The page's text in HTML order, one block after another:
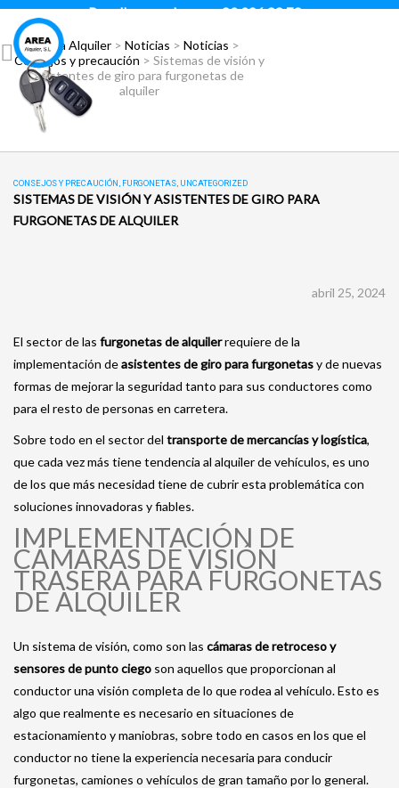
Para llamar pulsar: 93 296 88 78
Área Alquiler> Noticias > Noticias >
Consejos y precaución > Sistemas de visión y
asistentes de giro para furgonetas de
alquiler
CONSEJOS Y PRECAUCIÓN FURGONETAS UNCATEGORIZED
SISTEMAS DE VISIÓN Y ASISTENTES DE GIRO PARA
FURGONETAS DE ALQUILER
abril 25, 2024
El sector de las furgonetas de alquilerrequiere de la
implementación deasistentes de giro para furgonetasy de nuevas
formas de mejorar la seguridad tanto para sus conductores como
para el resto de personas en carretera.
Sobre todo en el sector del transporte de mercancías y logística,
que cada vez más tiene tendencia al alquiler de vehículos, es uno
de los que más necesidad tiene de cubrir esta problemática con
soluciones innovadoras y fiables.
IMPLEMENTACIÓN DE
CÁMARAS DE VISIÓN
TRASERA PARA FURGONETAS
DE ALQUILER
Un sistema de visión, como son las cámaras de retroceso y
sensores de punto ciego son aquellos que proporcionan al
conductor una visión completa de lo que rodea al vehículo. Esto es
algo que realmente es necesario en situaciones de
estacionamiento y maniobras, sobre todo en casos en los que el
conductor no tiene la experiencia necesaria para conducir
furgonetas, camiones o vehículos de gran tamaño por lo general.